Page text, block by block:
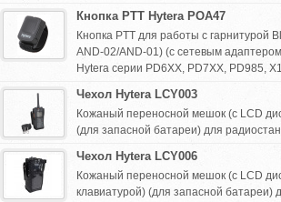
Кнопка PTT Hytera POA47
Кнопка PTT для работы c гарнитурой
AND-02/AND-01) (с сетевым
Hytera серии PD6XX, PD7XX, PD985,
Чехол Hytera LCY003
Кожаный переносной мешок (с LCD
(для запасной батареи) для
Чехол Hytera LCY006
Кожаный переносной мешок (с LCD
клавиатурой) (для запасной батареи)